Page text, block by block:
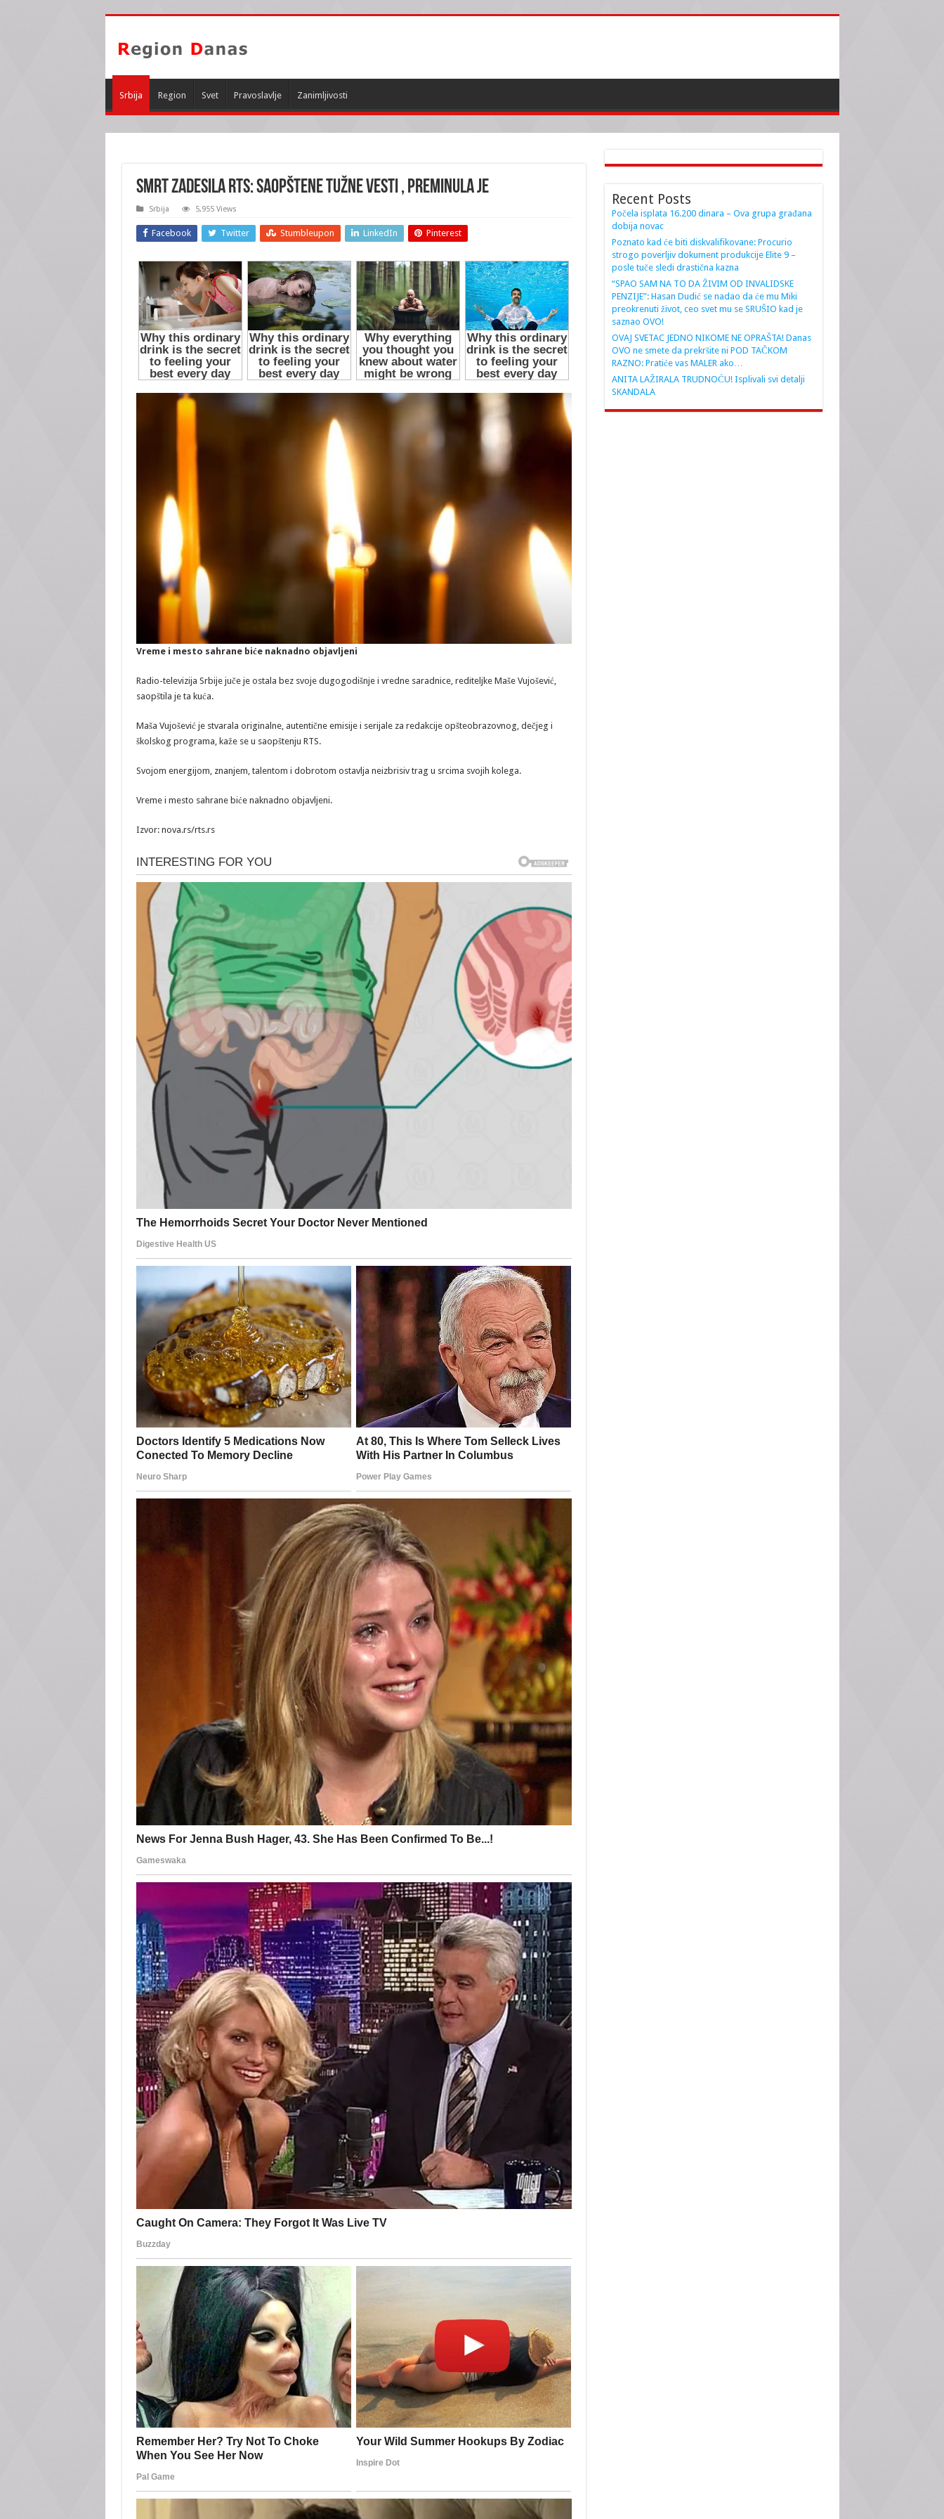
Srbija Region Svet Pravoslavlje Zanimljivosti
SMRT ZADESILA RTS: Saopštene TUŽNE vesti , preminula je
Srbija 5,955 Views
Facebook Twitter Stumbleupon LinkedIn Pinterest
Vreme i mesto sahrane biće naknadno objavljeni
Radio-televizija Srbije juče je ostala bez svoje dugogodišnje i vredne saradnice, rediteljke Maše Vujošević,
saopštila je ta kuća.
Maša Vujošević je stvarala originalne, autentične emisije i serijale za redakcije opšteobrazovnog, dečjeg i
školskog programa, kaže se u saopštenju RTS.
Svojom energijom, znanjem, talentom i dobrotom ostavlja neizbrisiv trag u srcima svojih kolega.
Vreme i mesto sahrane biće naknadno objavljeni.
Izvor: nova.rs/rts.rs
Recent Posts
Počela isplata 16.200 dinara – Ova grupa građana
dobija novac
Poznato kad će biti diskvalifikovane: Procurio
strogo poverljiv dokument produkcije Elite 9 –
posle tuče sledi drastična kazna
“SPAO SAM NA TO DA ŽIVIM OD INVALIDSKE
PENZIJE”: Hasan Dudić se nadao da će mu Miki
preokrenuti život, ceo svet mu se SRUŠIO kad je
saznao OVO!
OVAJ SVETAC JEDNO NIKOME NE OPRAŠTA! Danas
OVO ne smete da prekršite ni POD TAČKOM
RAZNO: Pratiće vas MALER ako…
ANITA LAŽIRALA TRUDNOĆU! Isplivali svi detalji
SKANDALA